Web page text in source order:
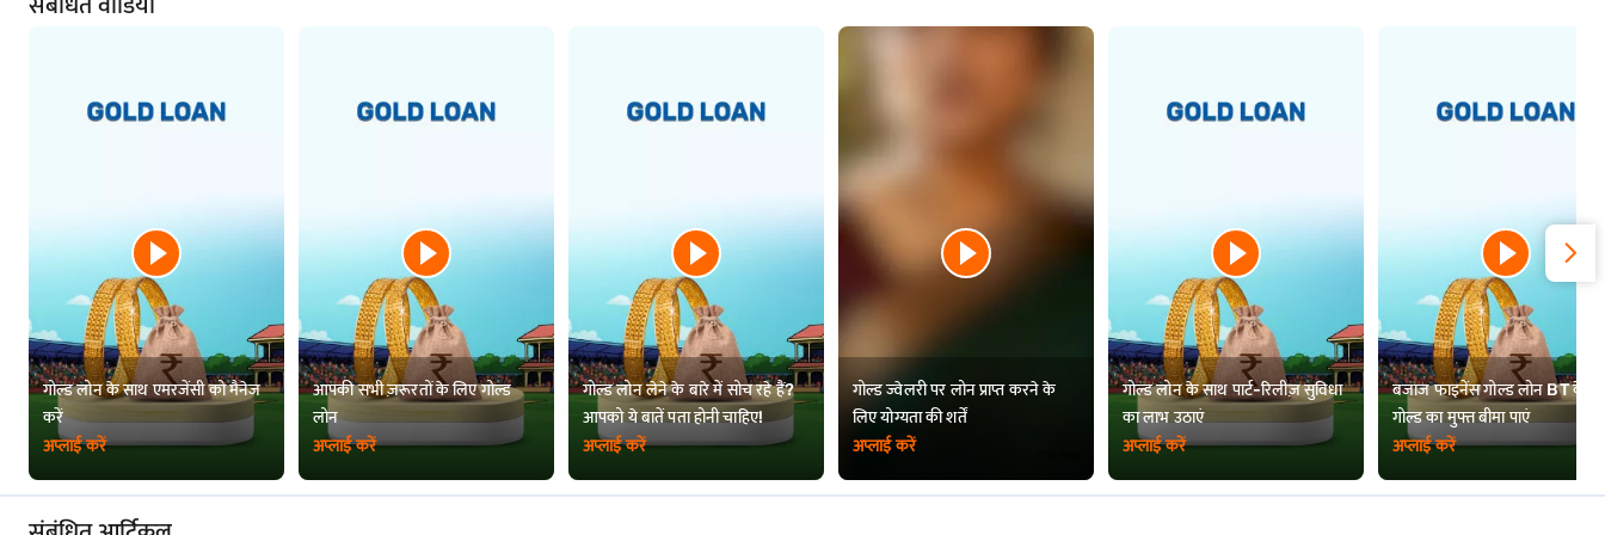
गोल्ड लोन के साथ एमरजेंसी को मैनेज
करें
अप्लाई करें
आपकी सभी ज़रूरतों के लिए गोल्ड
लोन
अप्लाई करें
गोल्ड लोन लेने के बारे में सोच रहे हैं?
आपको ये बातें पता होनी चाहिए!
अप्लाई करें
गोल्ड ज्वेलरी पर लोन प्राप्त करने के
लिए योग्यता की शर्तें
अप्लाई करें
गोल्ड लोन के साथ पार्ट-रिलीज़ सुविधा
का लाभ उठाएं
अप्लाई करें
बजाज फाइनेंस गोल्ड लोन BT के
गोल्ड का मुफ्त बीमा पाएं
अप्लाई करें